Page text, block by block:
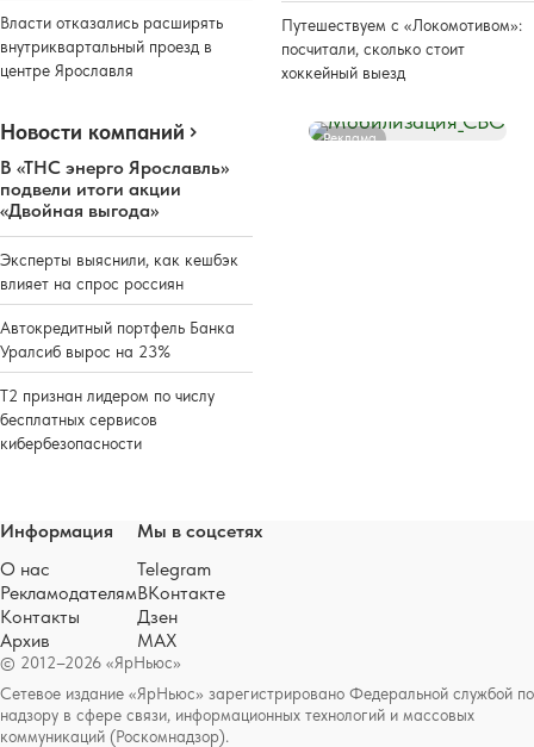
Власти отказались расширять
внутриквартальный проезд в
центре Ярославля
Путешествуем с «Локомотивом»:
посчитали, сколько стоит
хоккейный выезд
Новости компаний
В «ТНС энерго Ярославль»
подвели итоги акции
«Двойная выгода»
Эксперты выяснили, как кешбэк
влияет на спрос россиян
Автокредитный портфель Банка
Уралсиб вырос на 23%
Т2 признан лидером по числу
бесплатных сервисов
кибербезопасности
Реклама
© 2012–2026 «ЯрНьюс»
Сетевое издание «ЯрНьюс» зарегистрировано Федеральной службой по
надзору в сфере связи, информационных технологий и массовых
коммуникаций (Роскомнадзор).
Информация
О нас
Рекламодателям
Контакты
Архив
Мы в соцсетях
Telegram
ВКонтакте
Дзен
MAX